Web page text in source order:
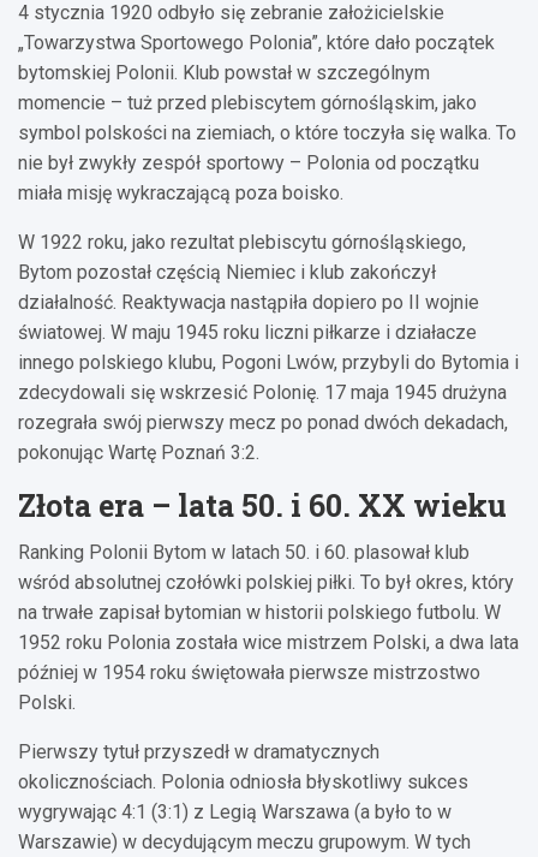
4 stycznia 1920 odbyło się zebranie założicielskie
„Towarzystwa Sportowego Polonia”, które dało początek
bytomskiej Polonii. Klub powstał w szczególnym
momencie – tuż przed plebiscytem górnośląskim, jako
symbol polskości na ziemiach, o które toczyła się walka. To
nie był zwykły zespół sportowy – Polonia od początku
miała misję wykraczającą poza boisko.
W 1922 roku, jako rezultat plebiscytu górnośląskiego,
Bytom pozostał częścią Niemiec i klub zakończył
działalność. Reaktywacja nastąpiła dopiero po II wojnie
światowej. W maju 1945 roku liczni piłkarze i działacze
innego polskiego klubu, Pogoni Lwów, przybyli do Bytomia i
zdecydowali się wskrzesić Polonię. 17 maja 1945 drużyna
rozegrała swój pierwszy mecz po ponad dwóch dekadach,
pokonując Wartę Poznań 3:2.
Złota era – lata 50. i 60. XX wieku
Ranking Polonii Bytom w latach 50. i 60. plasował klub
wśród absolutnej czołówki polskiej piłki. To był okres, który
na trwałe zapisał bytomian w historii polskiego futbolu. W
1952 roku Polonia została wice mistrzem Polski, a dwa lata
później w 1954 roku świętowała pierwsze mistrzostwo
Polski.
Pierwszy tytuł przyszedł w dramatycznych
okolicznościach. Polonia odniosła błyskotliwy sukces
wygrywając 4:1 (3:1) z Legią Warszawa (a było to w
Warszawie) w decydującym meczu grupowym. W tych